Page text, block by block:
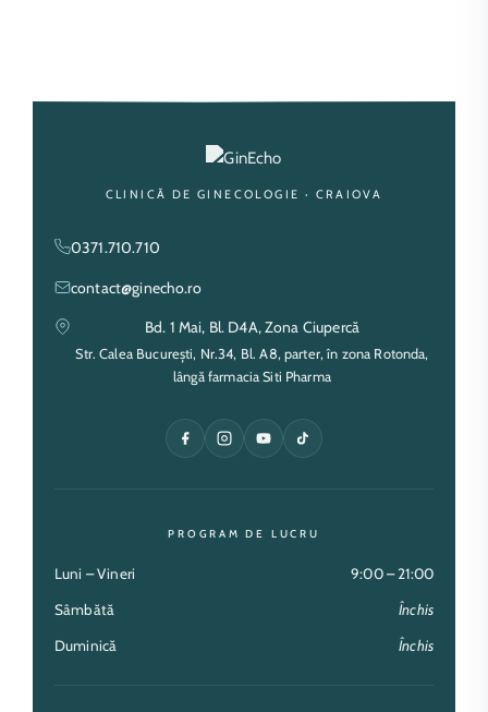
CLINICĂ DE GINECOLOGIE · CRAIOVA
0371.710.710
contact@ginecho.ro
Bd. 1 Mai, Bl. D4A, Zona Ciupercă
Str. Calea București, Nr.34, Bl. A8, parter, în zona Rotonda,
lângă farmacia Siti Pharma
PROGRAM DE LUCRU
Luni – Vineri 9:00 – 21:00
Sâmbătă Închis
Duminică Închis